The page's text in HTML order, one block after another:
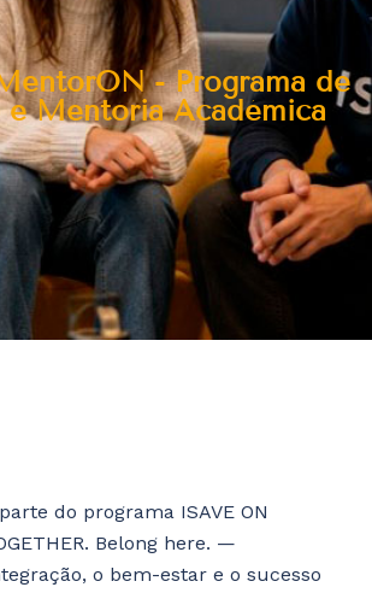
- Programa de
Mentoria Académica
do programa ISAVE ON
Belong here. —
o bem-estar e o sucesso